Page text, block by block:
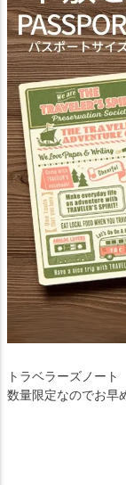
トラベラーズノー
数量限定なのでお早